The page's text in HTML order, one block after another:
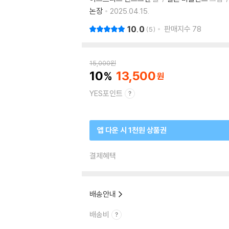
논장
2025.04.15.
10.0 5 판매지수 78
15,000원
10 13,500
YES포인트
앱 다운 시 1천원 상품권
결제혜택
배송안내
배송비